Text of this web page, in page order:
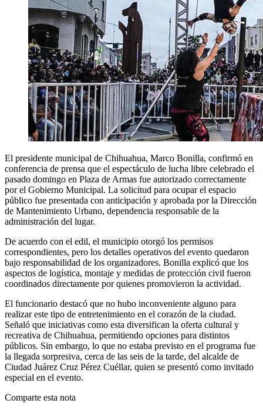
El presidente municipal de Chihuahua, Marco Bonilla, confirmó en
conferencia de prensa que el espectáculo de lucha libre celebrado el
pasado domingo en Plaza de Armas fue autorizado correctamente
por el Gobierno Municipal. La solicitud para ocupar el espacio
público fue presentada con anticipación y aprobada por la Dirección
de Mantenimiento Urbano, dependencia responsable de la
administración del lugar.
De acuerdo con el edil, el municipio otorgó los permisos
correspondientes, pero los detalles operativos del evento quedaron
bajo responsabilidad de los organizadores. Bonilla explicó que los
aspectos de logística, montaje y medidas de protección civil fueron
coordinados directamente por quienes promovieron la actividad.
El funcionario destacó que no hubo inconveniente alguno para
realizar este tipo de entretenimiento en el corazón de la ciudad.
Señaló que iniciativas como esta diversifican la oferta cultural y
recreativa de Chihuahua, permitiendo opciones para distintos
públicos. Sin embargo, lo que no estaba previsto en el programa fue
la llegada sorpresiva, cerca de las seis de la tarde, del alcalde de
Ciudad Juárez Cruz Pérez Cuéllar, quien se presentó como invitado
especial en el evento.
Comparte esta nota